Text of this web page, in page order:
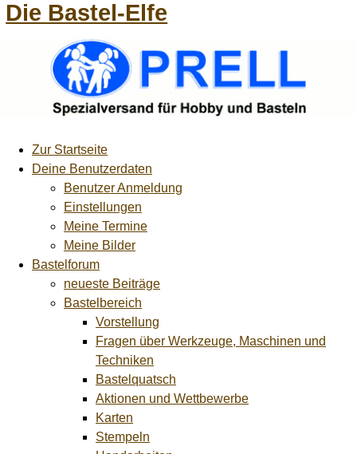
Die Bastel-Elfe
Zur Startseite
Deine Benutzerdaten
Benutzer Anmeldung
Einstellungen
Meine Termine
Meine Bilder
Bastelforum
neueste Beiträge
Bastelbereich
Vorstellung
Fragen über Werkzeuge, Maschinen und
Techniken
Bastelquatsch
Aktionen und Wettbewerbe
Karten
Stempeln